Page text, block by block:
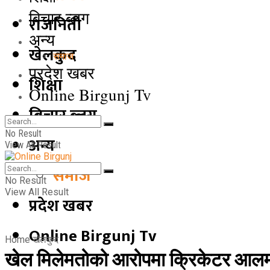
राजनिती
खेलकुद
शिक्षा
बिचार ब्लग
अन्य
समाज
प्रदेश खबर
Online Birgunj Tv
बिचार ब्लग
अन्य
समाज
प्रदेश खबर
Online Birgunj Tv
No Result
View All Result
No Result
View All Result
Home खेलकुद
खेल मिलेमतोको आरोपमा क्रिकेटर